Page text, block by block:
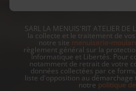
SARL LA MENUIS'RIT ATELIER
la collecte et le traitement de
notre site menuiserie-
règlement général sur la
Informatique et Libertés. Pour
notamment de retrait de votre
données collectées par ce
liste d'opposition au
notre politique